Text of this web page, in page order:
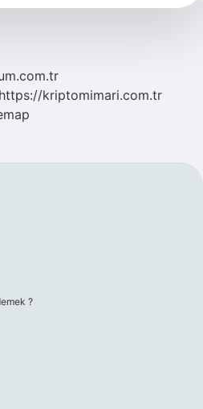
https://kriptomimari.com.tr
?